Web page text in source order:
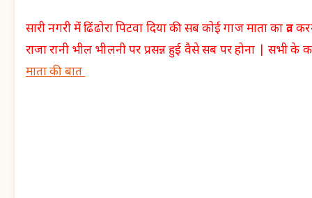
सारी नगरी में ढिंढोरा पिटवा दिया की सब कोई गाज माता का व्रत
राजा रानी भील भीलनी पर प्रसन्न हुई वैसे सब पर होना | सभी के
माता की बात